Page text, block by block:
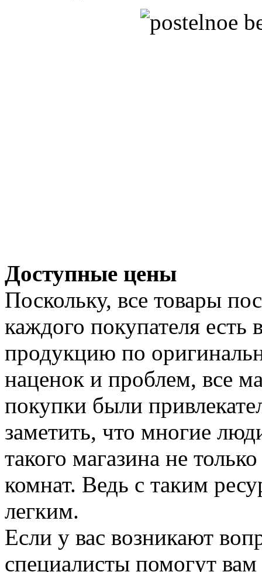
Доступные цены
Поскольку, все товары
каждого покупателя
продукцию по
наценок и проблем, все
покупки были
заметить, что многие
такого магазина не
комнат. Ведь с таким
легким.
Если у вас возникают
специалисты помогут вам